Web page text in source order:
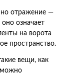
но отражение —
означает
на ворота
пространство.
вещи, как
можно